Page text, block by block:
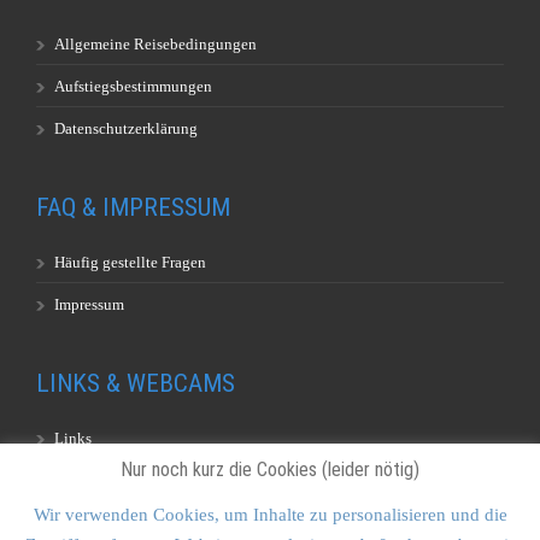
Allgemeine Reisebedingungen
Aufstiegsbestimmungen
Datenschutzerklärung
FAQ & IMPRESSUM
Häufig gestellte Fragen
Impressum
LINKS & WEBCAMS
Links
Nur noch kurz die Cookies (leider nötig)
Wir verwenden Cookies, um Inhalte zu personalisieren und die